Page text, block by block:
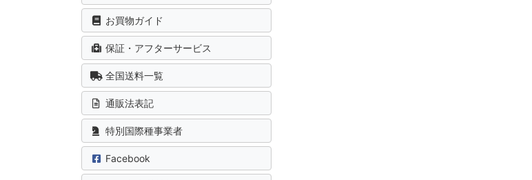
お買物ガイド
保証・アフターサービス
全国送料一覧
通販法表記
特別国際種事業者
Facebook